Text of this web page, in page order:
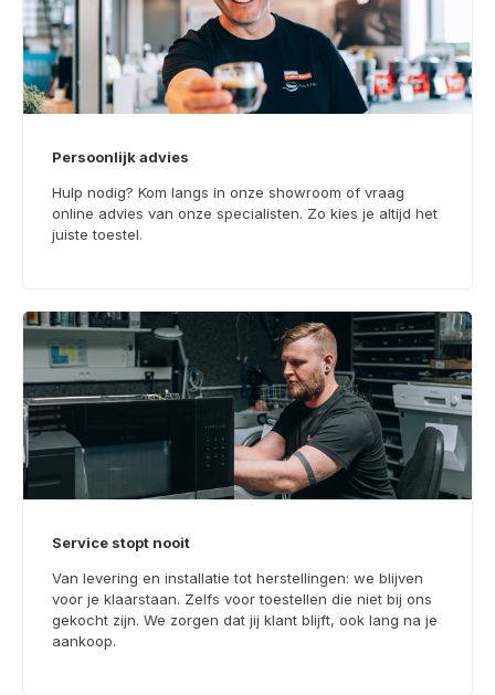
Persoonlijk advies
Hulp nodig? Kom langs in onze showroom of vraag
online advies van onze specialisten. Zo kies je altijd het
juiste toestel.
Service stopt nooit
Van levering en installatie tot herstellingen: we blijven
voor je klaarstaan. Zelfs voor toestellen die niet bij ons
gekocht zijn. We zorgen dat jij klant blijft, ook lang na je
aankoop.